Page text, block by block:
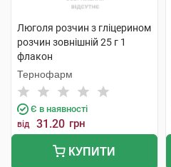
Люголя розчин з гліцерином
розчин зовнішній 25 г 1
флакон
Тернофарм
Є в наявності
від 31.20 грн
КУПИТИ